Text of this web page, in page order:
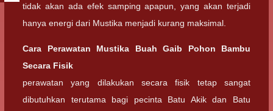
tidak akan ada efek samping apapun, yang akan terjadi
hanya energi dari Mustika menjadi kurang maksimal.
Cara Perawatan Mustika Buah Gaib Pohon Bambu
Secara Fisik
perawatan yang dilakukan secara fisik tetap sangat
dibutuhkan terutama bagi pecinta Batu Akik dan Batu